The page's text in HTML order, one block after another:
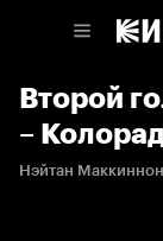
Второй
–